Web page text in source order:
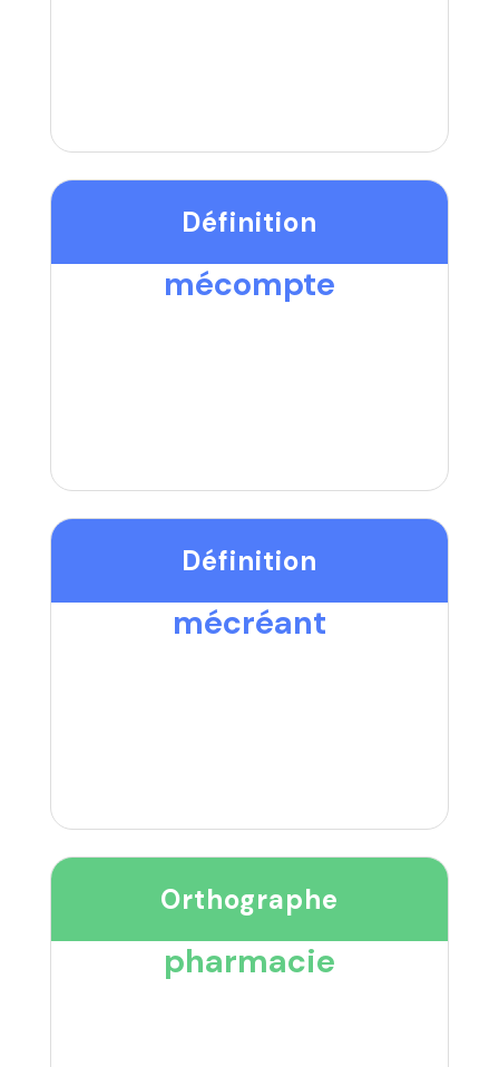
Définition
mécompte
Définition
mécréant
Orthographe
pharmacie